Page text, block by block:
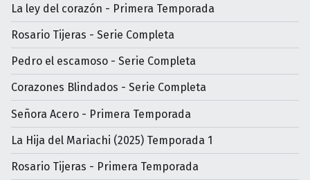
La ley del corazón - Primera Temporada
Rosario Tijeras - Serie Completa
Pedro el escamoso - Serie Completa
Corazones Blindados - Serie Completa
Señora Acero - Primera Temporada
La Hija del Mariachi (2025) Temporada 1
Rosario Tijeras - Primera Temporada